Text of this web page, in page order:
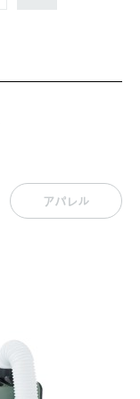
アパレル